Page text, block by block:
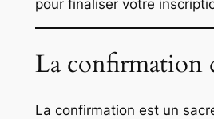
pour finaliser votre
La confirmation
La confirmation est un